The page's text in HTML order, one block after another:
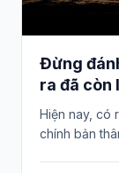
Đừng
ra đã còn
Hiện nay, có
chính bản